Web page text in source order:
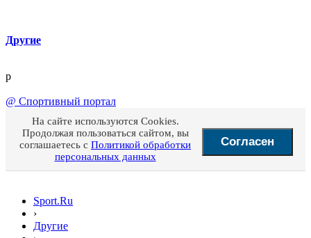
Другие
p
@ Спортивный портал
На сайте используются Cookies.
Продолжая пользоваться сайтом, вы
соглашаетесь с Политикой обработки
персональных данных
Согласен
Sport.Ru
›
Другие